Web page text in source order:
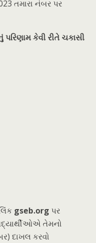
તમારા નંબર પર
પરિણામ કેવી રીતે ચકાસી
gseb.org પર
તેમનો
દાખલ કરવો